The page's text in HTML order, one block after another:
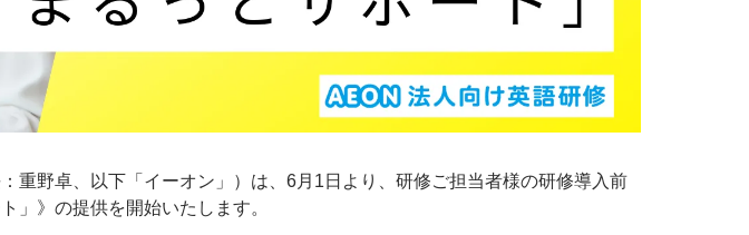
重野卓、以下「イーオン」）は、6月1日より、研修ご担当者様の研修導入前
」》の提供を開始いたします。